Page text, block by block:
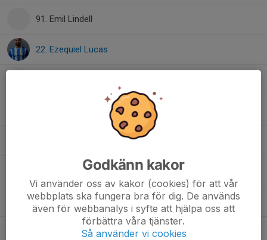
91. Emil Lindell
22. Ezequiel Lucas
4. Gustav Gunnarsson
11. Jonatan Gren
23. Maic Sema
12. Max Larsén
Godkänn kakor
Vi använder oss av kakor (cookies) för att vår
webbplats ska fungera bra för dig. De används
även för webbanalys i syfte att hjälpa oss att
förbättra våra tjänster.
Så använder vi cookies